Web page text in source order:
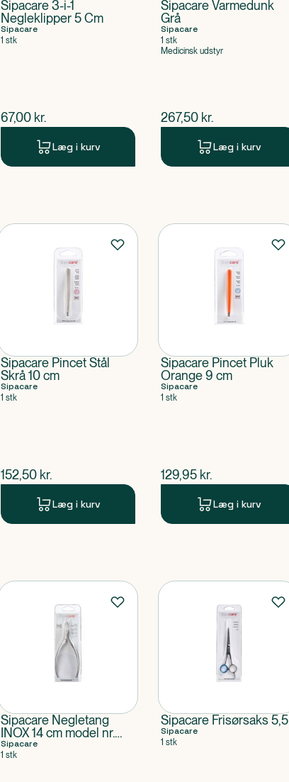
Sipacare 3-i-1
Negleklipper 5 Cm
Sipacare
1 stk
$nuværende pris
67,00 kr.
Læg i kurv
Sipacare Varmedunk
Grå
Sipacare
1 stk
Medicinsk udstyr
$nuværende pris
267,50 kr.
Læg i kurv
Sipacare Pincet Stål
Skrå 10 cm
Sipacare
1 stk
$nuværende pris
152,50 kr.
Læg i kurv
Sipacare Pincet Pluk
Orange 9 cm
Sipacare
1 stk
$nuværende pris
129,95 kr.
Læg i kurv
Sipacare Negletang
INOX 14 cm model nr.
98806
Sipacare
1 stk
Sipacare Frisørsaks 5,5
Sipacare
1 stk